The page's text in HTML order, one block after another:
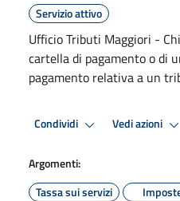
Servizio attivo
Ufficio Tributi Maggiori -
cartella di pagamento o di
pagamento relativa a un
Condividi Vedi azioni
Argomenti:
Tassa sui servizi